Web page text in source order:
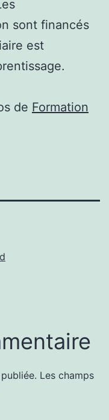
sont financés
est
de Formation
Les champs